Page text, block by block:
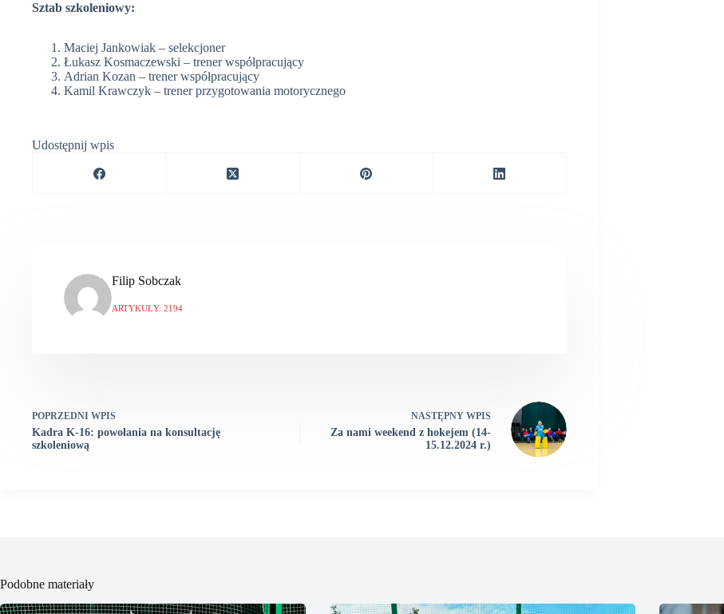
Sztab szkoleniowy:
Maciej Jankowiak – selekcjoner
Łukasz Kosmaczewski – trener współpracujący
Adrian Kozan – trener współpracujący
Kamil Krawczyk – trener przygotowania motorycznego
Udostępnij wpis
Filip Sobczak
ARTYKUŁY: 2194
POPRZEDNI WPIS
Kadra K-16: powołania na konsultację
szkoleniową
NASTĘPNY WPIS
Za nami weekend z hokejem (14-
15.12.2024 r.)
Podobne materiały